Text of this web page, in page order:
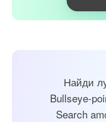
Найди
Bullseye-
Search